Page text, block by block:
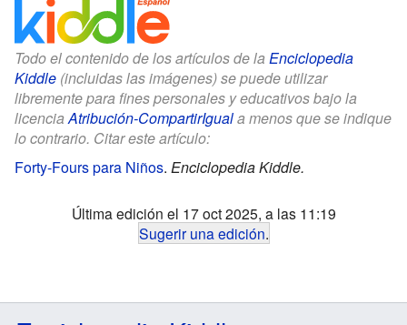
Todo el contenido de los artículos de la Enciclopedia
Kiddle (incluidas las imágenes) se puede utilizar
libremente para fines personales y educativos bajo la
licenciaAtribución-CompartirIguala menos que se indique
lo contrario. Citar este artículo:
Forty-Fours para Niños. Enciclopedia Kiddle.
Última edición el 17 oct 2025, a las 11:19
Sugerir una edición.